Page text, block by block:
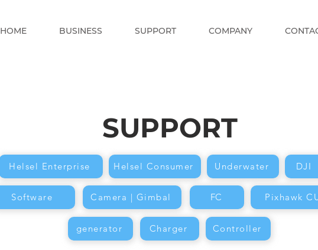
HOME BUSINESS SUPPORT COMPANY
SUPPORT
Helsel Enterprise Helsel Consumer Underwater DJI
Software Camera | Gimbal FC Pixhawk
generator Charger Controller